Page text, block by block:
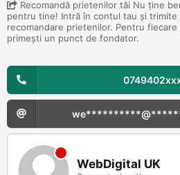
Recomandă prietenilor tăi Nu ține
pentru tine! Intră în contul tau și trimite
recomandare prietenilor. Pentru
primești un punct de fondator.
WebDigital UK